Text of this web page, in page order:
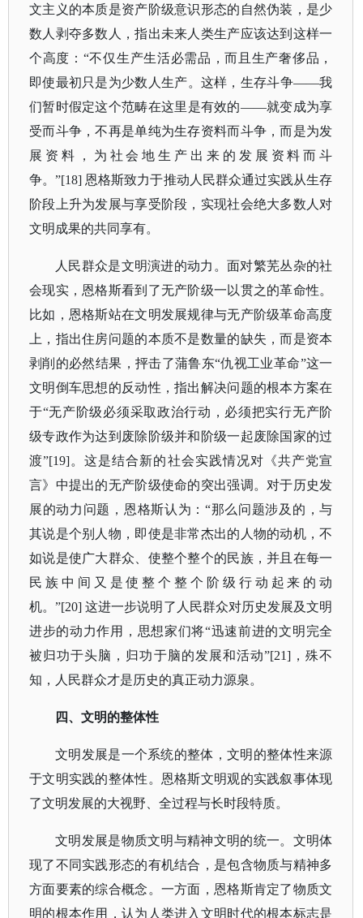
文主义的本质是资产阶级意识形态的自然伪装，是少
数人剥夺多数人，指出未来人类生产应该达到这样一
个高度：“不仅生产生活必需品，而且生产奢侈品，
即使最初只是为少数人生产。这样，生存斗争——我
们暂时假定这个范畴在这里是有效的——就变成为享
受而斗争，不再是单纯为生存资料而斗争，而是为发
展资料，为社会地生产出来的发展资料而斗
争。”[18] 恩格斯致力于推动人民群众通过实践从生存
阶段上升为发展与享受阶段，实现社会绝大多数人对
文明成果的共同享有。
人民群众是文明演进的动力。面对繁芜丛杂的社
会现实，恩格斯看到了无产阶级一以贯之的革命性。
比如，恩格斯站在文明发展规律与无产阶级革命高度
上，指出住房问题的本质不是数量的缺失，而是资本
剥削的必然结果，抨击了蒲鲁东“仇视工业革命”这一
文明倒车思想的反动性，指出解决问题的根本方案在
于“无产阶级必须采取政治行动，必须把实行无产阶
级专政作为达到废除阶级并和阶级一起废除国家的过
渡”[19]。这是结合新的社会实践情况对《共产党宣
言》中提出的无产阶级使命的突出强调。对于历史发
展的动力问题，恩格斯认为：“那么问题涉及的，与
其说是个别人物，即使是非常杰出的人物的动机，不
如说是使广大群众、使整个整个的民族，并且在每一
民族中间又是使整个整个阶级行动起来的动
机。”[20] 这进一步说明了人民群众对历史发展及文明
进步的动力作用，思想家们将“迅速前进的文明完全
被归功于头脑，归功于脑的发展和活动”[21]，殊不
知，人民群众才是历史的真正动力源泉。
四、文明的整体性
文明发展是一个系统的整体，文明的整体性来源
于文明实践的整体性。恩格斯文明观的实践叙事体现
了文明发展的大视野、全过程与长时段特质。
文明发展是物质文明与精神文明的统一。文明体
现了不同实践形态的有机结合，是包含物质与精神多
方面要素的综合概念。一方面，恩格斯肯定了物质文
明的根本作用，认为人类进入文明时代的根本标志是